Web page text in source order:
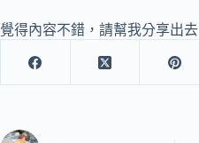
覺得內容不錯，請幫我分享出去